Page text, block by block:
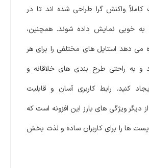
واکنش‌ گرا طراحی شده‌ اند تا در
به خوبی نمایش داده شوند. همچنین،
می‌ دهد استایل‌ های مختلفی را برای هر
و به راحتی طرح‌ بندی‌ های خلاقانه و
کنید. رابط کاربری آسان و قابلیت
دیگر ویژگی‌ های بارز این افزونه است که
ها را برای کاربران ساده و لذت‌ بخش